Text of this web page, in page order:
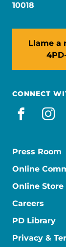
10018
Llame a
CONNECT
Press Room
Online
Online Store
Careers
PD Library
Privacy &